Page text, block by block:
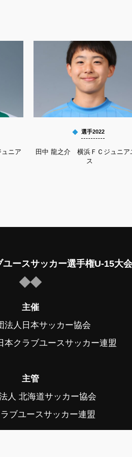
ニア
選手2022
田中 龍之介 横浜ＦＣジュニア
ス
ースサッカー選手権U-15大会
主催
法人日本サッカー協会
本クラブユースサッカー連盟
主管
人 北海道サッカー協会
ブユースサッカー連盟